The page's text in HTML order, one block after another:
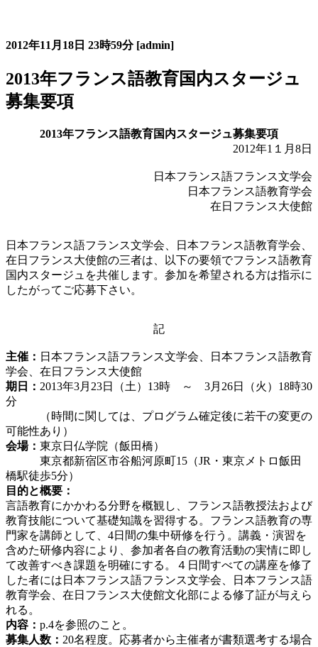
2012年11月18日 23時59分 [admin]
2013年フランス語教育国内スタージュ
募集要項
2013年フランス語教育国内スタージュ募集要項
2012年1１月8日
日本フランス語フランス文学会
日本フランス語教育学会
在日フランス大使館
日本フランス語フランス文学会、日本フランス語教育学会、
在日フランス大使館の三者は、以下の要領でフランス語教育
国内スタージュを共催します。参加を希望される方は指示に
したがってご応募下さい。
記
主催： 日本フランス語フランス文学会、日本フランス語教育
学会、在日フランス大使館
期日： 2013年3月23日（土）13時 ～ 3月26日（火）18時30
分
（時間に関しては、プログラム確定後に若干の変更の
可能性あり）
会場： 東京日仏学院（飯田橋）
東京都新宿区市谷船河原町15（JR・東京メトロ飯田
橋駅徒歩5分）
目的と概要：
言語教育にかかわる分野を概観し、フランス語教授法および
教育技能について基礎知識を習得する。フランス語教育の専
門家を講師として、4日間の集中研修を行う。講義・演習を
含めた研修内容により、参加者各自の教育活動の実情に即し
て改善すべき課題を明確にする。４日間すべての講座を修了
した者には日本フランス語フランス文学会、日本フランス語
教育学会、在日フランス大使館文化部による修了証が与えら
れる。
内容： p.4を参照のこと。
募集人数： 20名程度。応募者から主催者が書類選考する場合